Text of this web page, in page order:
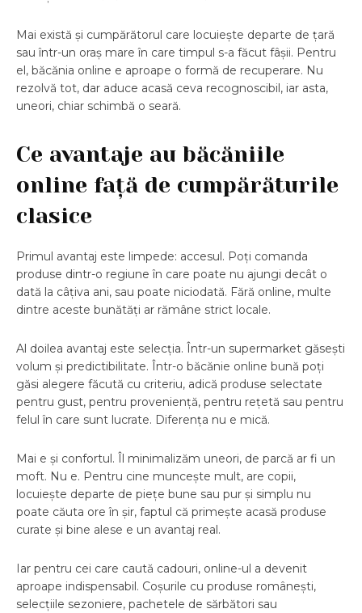
Mai există și cumpărătorul care locuiește departe de țară
sau într-un oraș mare în care timpul s-a făcut fâșii. Pentru
el, băcănia online e aproape o formă de recuperare. Nu
rezolvă tot, dar aduce acasă ceva recognoscibil, iar asta,
uneori, chiar schimbă o seară.
Ce avantaje au băcăniile
online față de cumpărăturile
clasice
Primul avantaj este limpede: accesul. Poți comanda
produse dintr-o regiune în care poate nu ajungi decât o
dată la câțiva ani, sau poate niciodată. Fără online, multe
dintre aceste bunătăți ar rămâne strict locale.
Al doilea avantaj este selecția. Într-un supermarket găsești
volum și predictibilitate. Într-o băcănie online bună poți
găsi alegere făcută cu criteriu, adică produse selectate
pentru gust, pentru proveniență, pentru rețetă sau pentru
felul în care sunt lucrate. Diferența nu e mică.
Mai e și confortul. Îl minimalizăm uneori, de parcă ar fi un
moft. Nu e. Pentru cine muncește mult, are copii,
locuiește departe de piețe bune sau pur și simplu nu
poate căuta ore în șir, faptul că primește acasă produse
curate și bine alese e un avantaj real.
Iar pentru cei care caută cadouri, online-ul a devenit
aproape indispensabil. Coșurile cu produse românești,
selecțiile sezoniere, pachetele de sărbători sau